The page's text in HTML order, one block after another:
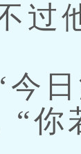
日
“你